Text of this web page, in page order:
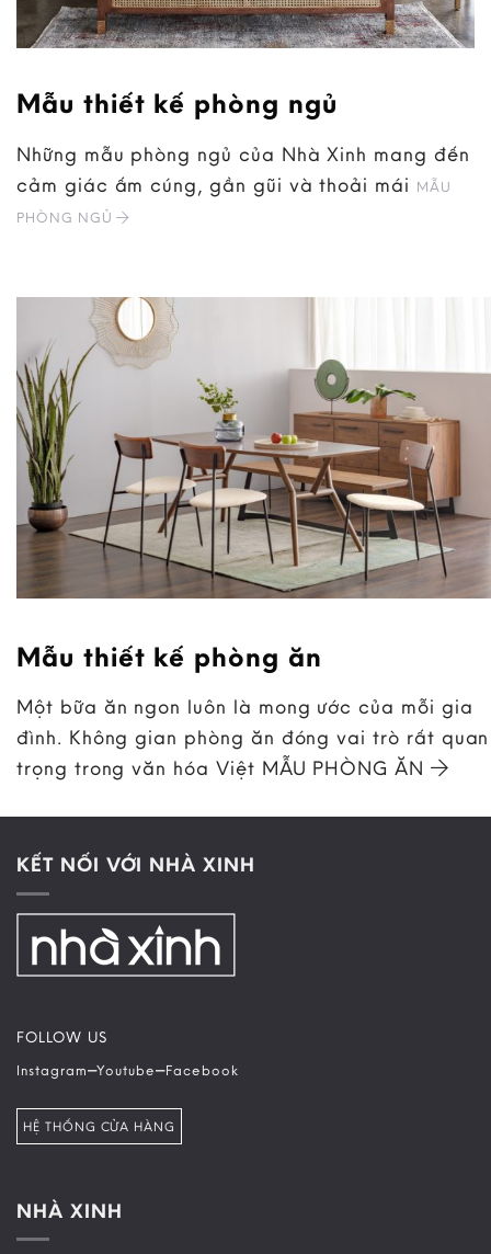
Mẫu thiết kế phòng ngủ
Những mẫu phòng ngủ của Nhà Xinh mang đến
cảm giác ấm cúng, gần gũi và thoải mái MẪU
PHÒNG NGỦ
Mẫu thiết kế phòng ăn
Một bữa ăn ngon luôn là mong ước của mỗi gia
đình. Không gian phòng ăn đóng vai trò rất quan
trọng trong văn hóa Việt MẪU PHÒNG ĂN
KẾT NỐI VỚI NHÀ XINH
FOLLOW US
Instagram–Youtube–Facebook
HỆ THỐNG CỬA HÀNG
NHÀ XINH